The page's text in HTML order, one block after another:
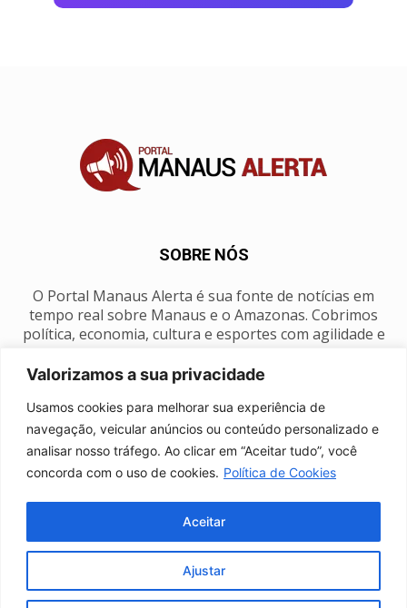
Valorizamos a sua privacidade
Usamos cookies para melhorar sua experiência de
navegação, veicular anúncios ou conteúdo personalizado e
analisar nosso tráfego. Ao clicar em “Aceitar tudo”, você
concorda com o uso de cookies. Política de Cookies
Ajustar
Aceitar
SOBRE NÓS
O Portal Manaus Alerta é sua fonte de notícias em
tempo real sobre Manaus e o Amazonas. Cobrimos
política, economia, cultura e esportes com agilidade e
manausalerta@gmail.com
SIGA-NOS
Fale conosco
Manaus Clima